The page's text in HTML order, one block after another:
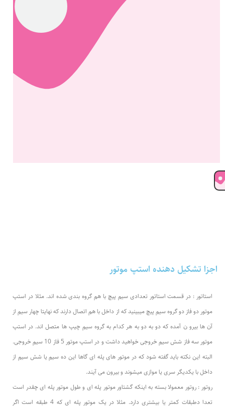
اجزا تشکیل دهنده استپ موتور
استاتور : در قسمت استاتور تعدادی سیم پیچ با هم گروه بندی شده اند. مثلا در استپ
موتور دو فاز دو گروه سیم پیچ میبینید که از داخل با هم اتصال دارند که نهایتا چهار سیم از
آن ها بیرو ن آمده که دو به دو به هر کدام به گروه سیم چیپ ها متصل اند. در استپ
موتور سه فاز شش سیم خروجی خواهید داشت و در استپ موتور 5 فاز 10 سیم خروجی.
البته این نکته باید گفته شود که در موتور های پله ای گاها این ده سیم یا شش سیم از
داخل با یکدیگر سری یا موازی میشوند و بیرون می آیند.
روتور : روتور معمولا بسته به اینکه گشتاور موتور پله ای و طول موتور پله ای چقدر است
تعدا دطبقات کمتر یا بیشتری دارد. مثلا در یک موتور پله ای که 4 طبقه است اگر